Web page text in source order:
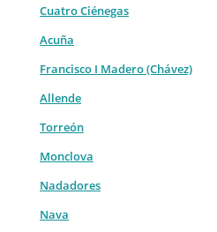
Cuatro Ciénegas
Acuña
Francisco I Madero (Chávez)
Allende
Torreón
Monclova
Nadadores
Nava